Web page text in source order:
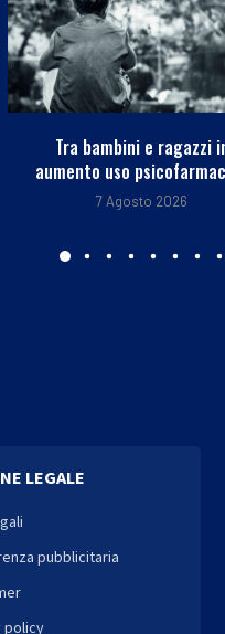
Ucraina, il futuro del
passa dalla battaglia...
7 Agosto 2026
LEGALE
pubblicitaria
policy